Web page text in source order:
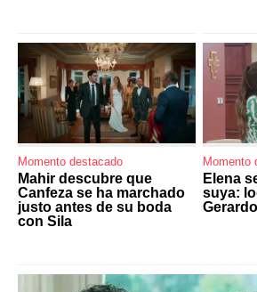
Momento destacado
Mahir descubre que
Canfeza se ha marchado
justo antes de su boda
con Sila
Momento
Elena
suya: